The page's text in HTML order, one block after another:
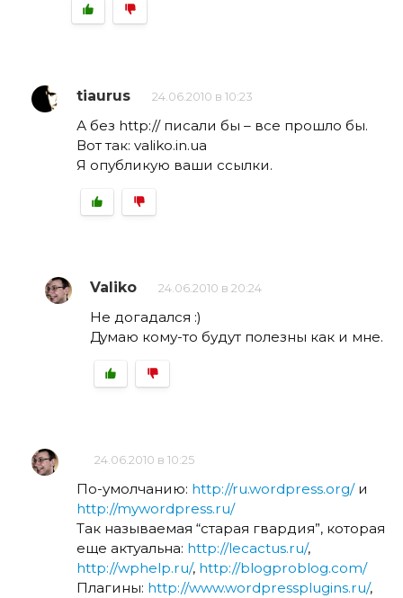
tiaurus 24.06.2010 в 10:23
А без http:// писали бы – все прошло бы.
Вот так: valiko.in.ua
Я опубликую ваши ссылки.
Valiko 24.06.2010 в 20:24
Не догадался :)
Думаю кому-то будут полезны как и мне.
24.06.2010 в 10:25
По-умолчанию: http://ru.wordpress.org/и
http://mywordpress.ru/
Так называемая “старая гвардия”, которая
еще актуальна: http://lecactus.ru/,
http://wphelp.ru/, http://blogproblog.com/
Плагины: http://www.wordpressplugins.ru/,